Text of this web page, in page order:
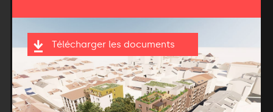
Télécharger les documents